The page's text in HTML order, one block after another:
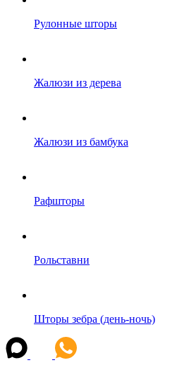
Рулонные шторы
Жалюзи из дерева
Жалюзи из бамбука
Рафшторы
Рольставни
Шторы зебра (день-ночь)